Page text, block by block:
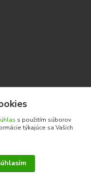
s.r.o. • IBAN:
s použitím súborov
týkajúce sa Vašich